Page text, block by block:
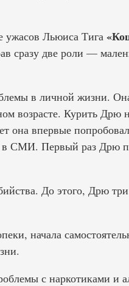
ужасов Льюиса Тига
сразу две роли —
в личной жизни.
возрасте. Курить Дрю
она впервые
в СМИ. Первый раз Дрю
До этого, Дрю
начала
с наркотиками и